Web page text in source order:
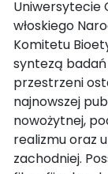
Uniwersytecie
włoskiego
Komitetu
syntezą
przestrzeni
najnowszej
nowożytnej,
realizmu oraz
zachodniej.